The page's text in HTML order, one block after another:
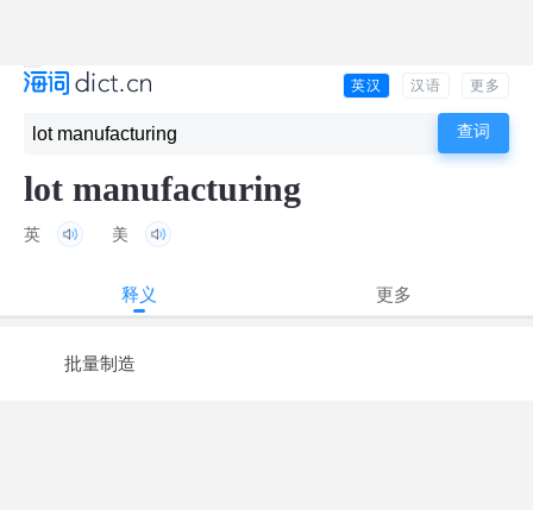
英汉 汉语 更多
lot manufacturing
英 美
释义 更多
批量制造